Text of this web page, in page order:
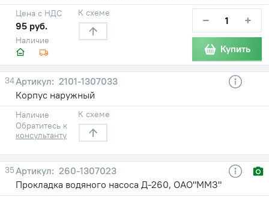
Наличие
Цена с НДС
95 руб.
К схеме − +
Купить
34
2101-1307033
Корпус наружный
Наличие
Обратитесь к
консультанту
К схеме
35
260-1307023
Прокладка водяного насоса Д-260, ОАО"ММЗ"